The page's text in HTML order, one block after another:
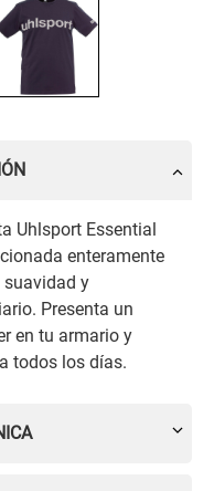
Uhlsport Essential
enteramente
suavidad y
Presenta un
en tu armario y
todos los días.